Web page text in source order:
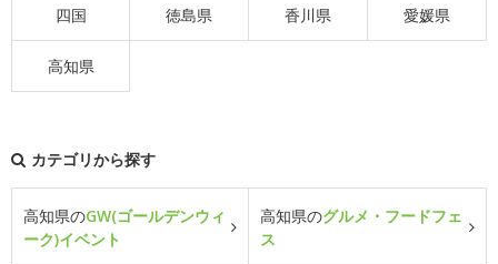
四国 徳島県 香川県 愛媛県
高知県
カテゴリから探す
高知県のGW(ゴールデンウィ
ーク)イベント
高知県のグルメ・フードフェ
ス